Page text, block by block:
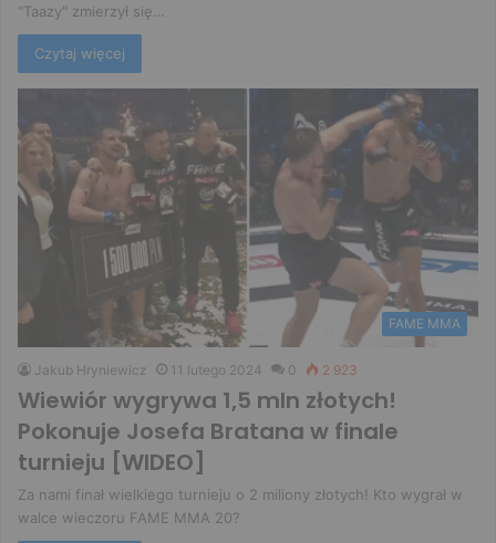
"Taazy" zmierzył się…
Czytaj więcej
FAME MMA
Jakub Hryniewicz 11 lutego 2024 0 2 923
Wiewiór wygrywa 1,5 mln złotych!
Pokonuje Josefa Bratana w finale
turnieju [WIDEO]
Za nami finał wielkiego turnieju o 2 miliony złotych! Kto wygrał w
walce wieczoru FAME MMA 20?